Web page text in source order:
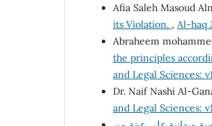
Afia Saleh Masoud
its Violation. , Al-haq
Abraheem
the principles
and Legal Sciences:
Dr. Naif Nashi Al-
and Legal Sciences: